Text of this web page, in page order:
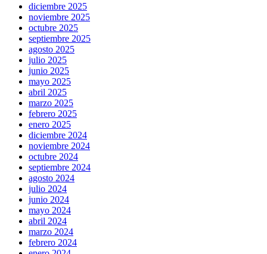
diciembre 2025
noviembre 2025
octubre 2025
septiembre 2025
agosto 2025
julio 2025
junio 2025
mayo 2025
abril 2025
marzo 2025
febrero 2025
enero 2025
diciembre 2024
noviembre 2024
octubre 2024
septiembre 2024
agosto 2024
julio 2024
junio 2024
mayo 2024
abril 2024
marzo 2024
febrero 2024